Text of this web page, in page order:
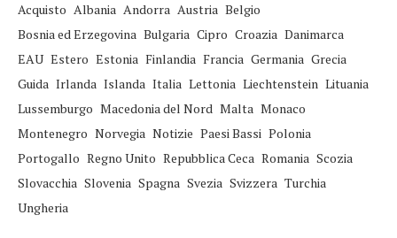
Acquisto Albania Andorra Austria Belgio
Bosnia ed Erzegovina Bulgaria Cipro Croazia Danimarca
EAU Estero Estonia Finlandia Francia Germania Grecia
Guida Irlanda Islanda Italia Lettonia Liechtenstein Lituania
Lussemburgo Macedonia del Nord Malta Monaco
Montenegro Norvegia Notizie Paesi Bassi Polonia
Portogallo Regno Unito Repubblica Ceca Romania Scozia
Slovacchia Slovenia Spagna Svezia Svizzera Turchia
Ungheria